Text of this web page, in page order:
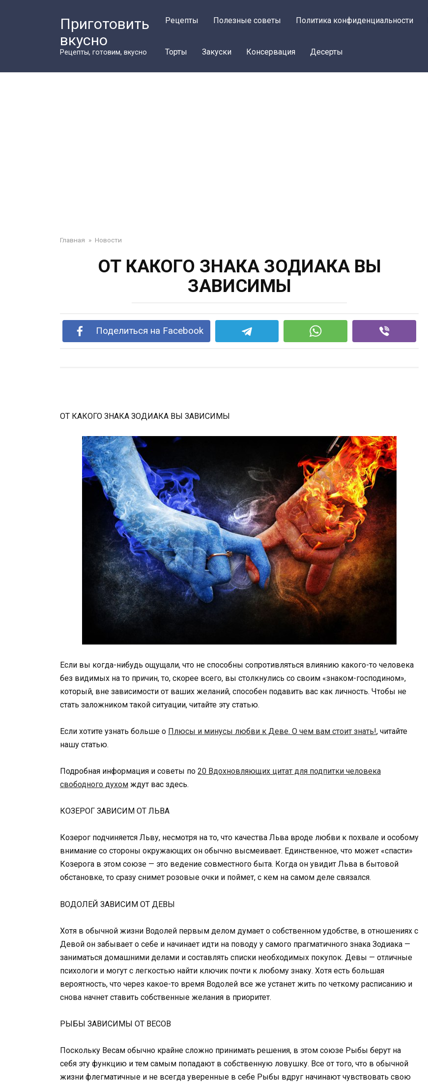
Приготовить
вкусно
Рецепты, готовим, вкусно
Рецепты Полезные советы Политика конфиденциальности
Торты Закуски Консервация Десерты
Главная » Новости
ОТ КАКОГО ЗНАКА ЗОДИАКА ВЫ
ЗАВИСИМЫ
Поделиться на Facebook
ОТ КАКОГО ЗНАКА ЗОДИАКА ВЫ ЗАВИСИМЫ
Если вы когда-нибудь ощущали, что не способны сопротивляться влиянию какого-то человека
без видимых на то причин, то, скорее всего, вы столкнулись со своим «знаком-господином»,
который, вне зависимости от ваших желаний, способен подавить вас как личность. Чтобы не
стать заложником такой ситуации, читайте эту статью.
Если хотите узнать больше о Плюсы и минусы любви к Деве. О чем вам стоит знать!, читайте
нашу статью.
Подробная информация и советы по 20 Вдохновляющих цитат для подпитки человека
свободного духом ждут вас здесь.
КОЗЕРОГ ЗАВИСИМ ОТ ЛЬВА
Козерог подчиняется Льву, несмотря на то, что качества Льва вроде любви к похвале и особому
внимание со стороны окружающих он обычно высмеивает. Единственное, что может «спасти»
Козерога в этом союзе — это ведение совместного быта. Когда он увидит Льва в бытовой
обстановке, то сразу снимет розовые очки и поймет, с кем на самом деле связался.
ВОДОЛЕЙ ЗАВИСИМ ОТ ДЕВЫ
Хотя в обычной жизни Водолей первым делом думает о собственном удобстве, в отношениях с
Девой он забывает о себе и начинает идти на поводу у самого прагматичного знака Зодиака —
заниматься домашними делами и составлять списки необходимых покупок. Девы — отличные
психологи и могут с легкостью найти ключик почти к любому знаку. Хотя есть большая
вероятность, что через какое-то время Водолей все же устанет жить по четкому расписанию и
снова начнет ставить собственные желания в приоритет.
РЫБЫ ЗАВИСИМЫ ОТ ВЕСОВ
Поскольку Весам обычно крайне сложно принимать решения, в этом союзе Рыбы берут на
себя эту функцию и тем самым попадают в собственную ловушку. Все от того, что в обычной
жизни флегматичные и не всегда уверенные в себе Рыбы вдруг начинают чувствовать свою